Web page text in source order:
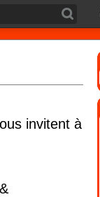
invitent à